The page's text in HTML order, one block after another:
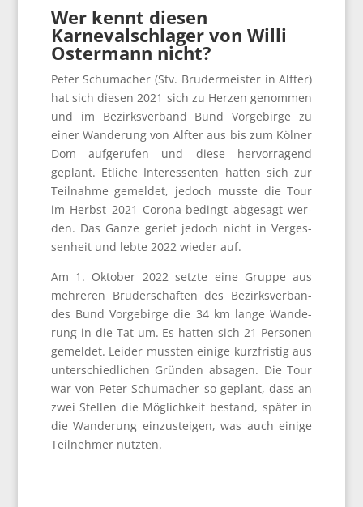
Wer kennt diesen
Karnevalschlager von Willi
Ostermann nicht?
Peter Schu­ma­cher (Stv. Bru­der­meis­ter in Alf­ter)
hat sich die­sen 2021 sich zu Her­zen genom­men
und im Bezirks­ver­band Bund Vor­ge­bir­ge zu
einer Wan­de­rung von Alf­ter aus bis zum Köl­ner
Dom auf­ge­ru­fen und die­se her­vor­ra­gend
geplant. Etli­che Inter­es­sen­ten hat­ten sich zur
Teil­nah­me gemel­det, jedoch muss­te die Tour
im Herbst 2021 Coro­na-bedingt abge­sagt wer­
den. Das Gan­ze geriet jedoch nicht in Ver­ges­
sen­heit und leb­te 2022 wie­der auf.
Am 1. Okto­ber 2022 setz­te eine Grup­pe aus
meh­re­ren Bru­der­schaf­ten des Bezirks­ver­ban­
des Bund Vor­ge­bir­ge die 34 km lan­ge Wan­de­
rung in die Tat um. Es hat­ten sich 21 Per­so­nen
gemel­det. Lei­der muss­ten eini­ge kurz­fris­tig aus
unter­schied­li­chen Grün­den absa­gen. Die Tour
war von Peter Schu­ma­cher so geplant, dass an
zwei Stel­len die Mög­lich­keit bestand, spä­ter in
die Wan­de­rung ein­zu­stei­gen, was auch eini­ge
Teil­neh­mer nutzten.